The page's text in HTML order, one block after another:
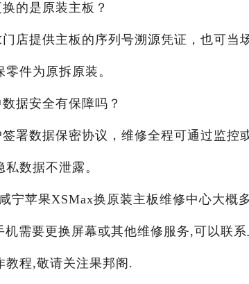
的是原装主板？
店提供主板的序列号溯源凭证，也可当
件为原拆原装。
据安全有保障吗？
署数据保密协议，维修全程可通过监控
数据不泄露。
宁苹果XSMax换原装主板维修中心大概
机需要更换屏幕或其他维修服务,可以联
教程,敬请关注果邦阁.